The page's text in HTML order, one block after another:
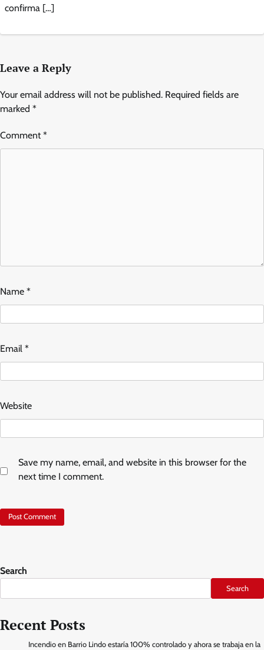
confirma […]
Leave a Reply
Your email address will not be published. Required fields are
marked *
Comment*
Name *
Email *
Website
Save my name, email, and website in this browser for the
next time I comment.
Search
Search
Recent Posts
Incendio en Barrio Lindo estaría 100% controlado y ahora se trabaja en la